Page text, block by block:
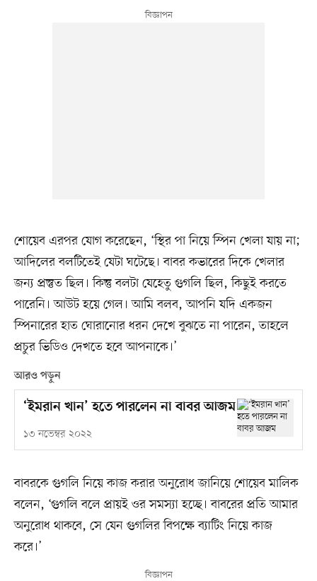
শোয়েব এরপর যোগ করেছেন, ‘স্থির পা নিয়ে স্পিন খেলা যায় না;
আদিলের বলটিতেই যেটা ঘটেছে। বাবর কভারের দিকে খেলার
জন্য প্রস্তুত ছিল। কিন্তু বলটা যেহেতু গুগলি ছিল, কিছুই করতে
পারেনি। আউট হয়ে গেল। আমি বলব, আপনি যদি একজন
স্পিনারের হাত ঘোরানোর ধরন দেখে বুঝতে না পারেন, তাহলে
প্রচুর ভিডিও দেখতে হবে আপনাকে।’
আরও পড়ুন
‘ইমরান খান’ হতে পারলেন না বাবর আজম
১৩ নভেম্বর ২০২২
বাবরকে গুগলি নিয়ে কাজ করার অনুরোধ জানিয়ে শোয়েব মালিক
বলেন, ‘গুগলি বলে প্রায়ই ওর সমস্যা হচ্ছে। বাবরের প্রতি আমার
অনুরোধ থাকবে, সে যেন গুগলির বিপক্ষে ব্যাটিং নিয়ে কাজ
করে।’